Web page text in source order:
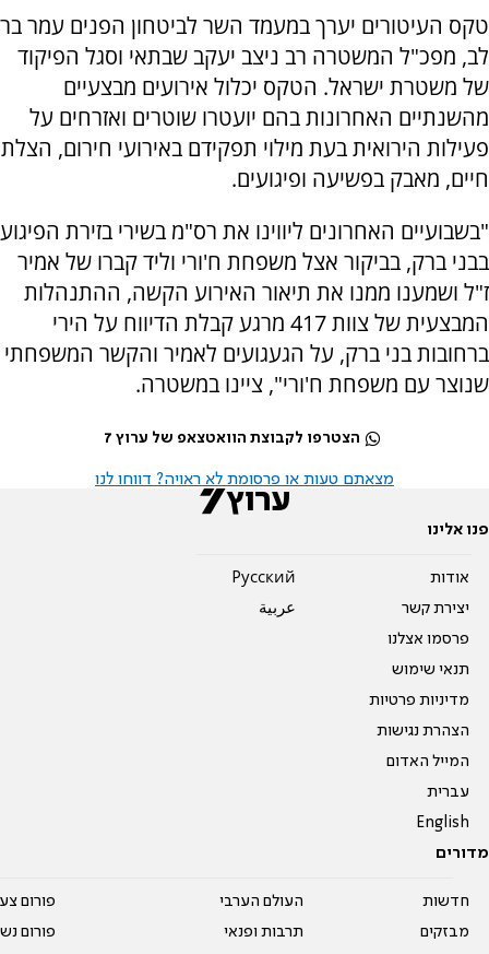
טקס העיטורים יערך במעמד השר לביטחון הפנים עמר בר
לב, מפכ"ל המשטרה רב ניצב יעקב שבתאי וסגל הפיקוד
של משטרת ישראל. הטקס יכלול אירועים מבצעיים
מהשנתיים האחרונות בהם יועטרו שוטרים ואזרחים על
פעילות הירואית בעת מילוי תפקידם באירועי חירום, הצלת
חיים, מאבק בפשיעה ופיגועים.
"בשבועיים האחרונים ליווינו את רס"מ בשירי בזירת הפיגוע
בבני ברק, בביקור אצל משפחת ח'ורי וליד קברו של אמיר
ז"ל ושמענו ממנו את תיאור האירוע הקשה, ההתנהלות
המבצעית של צוות 417 מרגע קבלת הדיווח על הירי
ברחובות בני ברק, על הגעגועים לאמיר והקשר המשפחתי
שנוצר עם משפחת ח'ורי", ציינו במשטרה.
הצטרפו לקבוצת הוואטצאפ של ערוץ 7
מצאתם טעות או פרסומת לא ראויה? דווחו לנו
פנו אלינו
אודות
יצירת קשר
פרסמו אצלנו
תנאי שימוש
מדיניות פרטיות
הצהרת נגישות
המייל האדום
עברית
English
Pусский
عربية
מדורים
חדשות
מבזקים
העולם הערבי
תרבות ופנאי
פורום
פורום